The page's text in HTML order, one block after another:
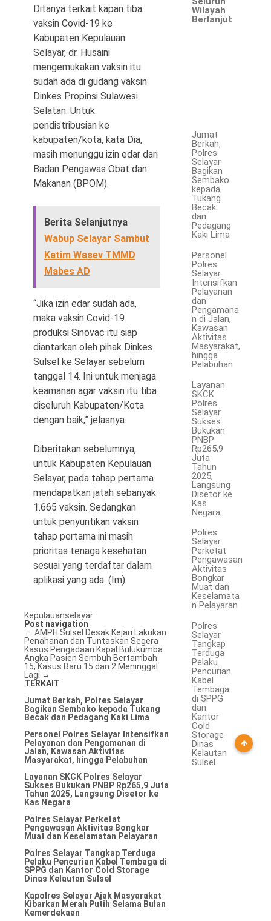
Ditanya terkait kapan tiba
vaksin Covid-19 ke
Kabupaten Kepulauan
Selayar, dr. Husaini
mengemukakan vaksin itu
sudah ada di gudang vaksin
Dinkes Propinsi Sulawesi
Selatan. Untuk
pendistribusian ke
kabupaten/kota, kata Dia,
masih menunggu izin edar dari
Badan Pengawas Obat dan
Makanan (BPOM).
Berita Selanjutnya
Wabup Selayar Sambut
Katim Wasev TMMD
Mabes AD
“Jika izin edar sudah ada,
maka vaksin Covid-19
produksi Sinovac itu siap
diantarkan oleh pihak Dinkes
Sulsel ke Selayar sebelum
tanggal 14. Ini untuk menjaga
keamanan agar vaksin itu tiba
diseluruh Kabupaten/Kota
dengan baik,” jelasnya.
Diberitakan sebelumnya,
untuk Kabupaten Kepulauan
Selayar, pada tahap pertama
mendapatkan jatah sebanyak
1.665 vaksin. Sedangkan
untuk penyuntikan vaksin
tahap pertama ini masih
prioritas tenaga kesehatan
sesuai yang terdaftar dalam
aplikasi yang ada. (Im)
Kepulauanselayar
Post navigation
← AMPH Sulsel Desak Kejari Lakukan
Penahanan dan Tuntaskan Segera
Kasus Pengadaan Kapal Bulukumba
Angka Pasien Sembuh Bertambah
15, Kasus Baru 15 dan 2 Meninggal
Lagi →
TERKAIT
Jumat Berkah, Polres Selayar
Bagikan Sembako kepada Tukang
Becak dan Pedagang Kaki Lima
Personel Polres Selayar Intensifkan
Pelayanan dan Pengamanan di
Jalan, Kawasan Aktivitas
Masyarakat, hingga Pelabuhan
Layanan SKCK Polres Selayar
Sukses Bukukan PNBP Rp265,9 Juta
Tahun 2025, Langsung Disetor ke
Kas Negara
Polres Selayar Perketat
Pengawasan Aktivitas Bongkar
Muat dan Keselamatan Pelayaran
Polres Selayar Tangkap Terduga
Pelaku Pencurian Kabel Tembaga di
SPPG dan Kantor Cold Storage
Dinas Kelautan Sulsel
Kapolres Selayar Ajak Masyarakat
Kibarkan Merah Putih Selama Bulan
Kemerdekaan
Wilayah
Berlanjut
Jumat
Berkah,
Polres
Selayar
Bagikan
Sembako
kepada
Tukang
Becak
dan
Pedagang
Kaki Lima
Personel
Polres
Selayar
Intensifkan
Pelayanan
dan
Pengamana
n di Jalan,
Kawasan
Aktivitas
Masyarakat,
hingga
Pelabuhan
Layanan
SKCK
Polres
Selayar
Sukses
Bukukan
PNBP
Rp265,9
Juta
Tahun
2025,
Langsung
Disetor ke
Kas
Negara
Polres
Selayar
Perketat
Pengawasan
Aktivitas
Bongkar
Muat dan
Keselamata
n Pelayaran
Polres
Selayar
Tangkap
Terduga
Pelaku
Pencurian
Kabel
Tembaga
di SPPG
dan
Kantor
Cold
Storage
Dinas
Kelautan
Sulsel